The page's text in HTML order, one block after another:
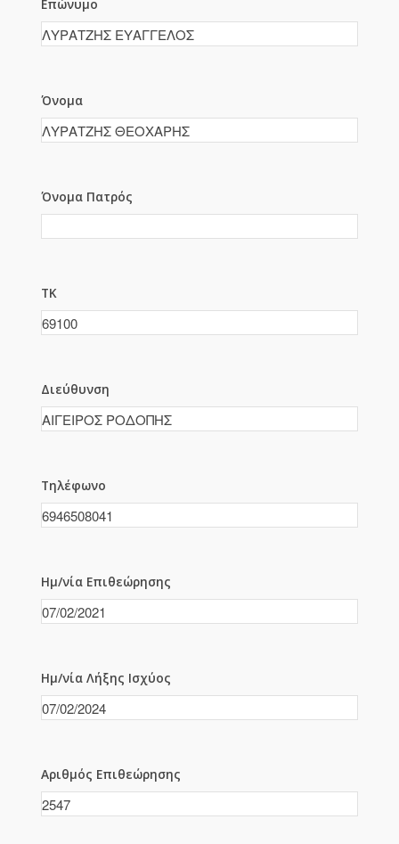
Επώνυμο
Όνομα
Όνομα Πατρός
ΤΚ
Διεύθυνση
Τηλέφωνο
Ημ/νία Επιθεώρησης
Ημ/νία Λήξης Ισχύος
Αριθμός Επιθεώρησης